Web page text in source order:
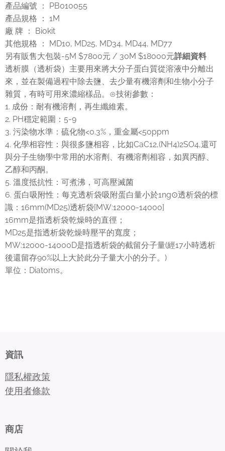
產品編號 ： PB010055
產品規格 ： 1M
廠 牌 ： Biokit
其他規格 ： MD10, MD25, MD34, MD44, MD77
另有販售大包裝-5M $7800元 / 30M $18000元詳細資料
透析膜（透析袋）主要用來將大分子蛋白質從溶液中分離出
來，並在製備過程中除去鹽、去少量有機溶劑和生物小分子
雜質，有時可用來濃縮樣品。⊙技術參數：
1. 成份：耐有機溶劑，再生纖維素。
2. PH穩定範圍：5-9
3. 污染物水準：硫化物<0.3%，重金屬<50ppm
4. 化學相容性：與很多鹽相容，比如CaC12,(NH4)2SO4,還可
與分子生物學中常用的水溶劑、有機溶劑相容，如異丙醇、
乙醇和丙酮。
5. 溫度抵抗性：可煮沸，可高壓滅菌
6. 蛋白吸附性：每克透析袋吸附蛋白量小於1ng⊙透析袋的標
識：16mm(MD25)透析袋[MW:12000-14000]
16mm是指透析袋乾燥時的直徑；
MD25是指透析袋乾燥時壓平的寬度；
MW:12000-14000D是指透析袋的截留分子量(經17小時透析
後還留存90%以上大於此分子量大小的分子。)
單位：Diatoms。
資訊
隱私權政策
使用者條款
商店